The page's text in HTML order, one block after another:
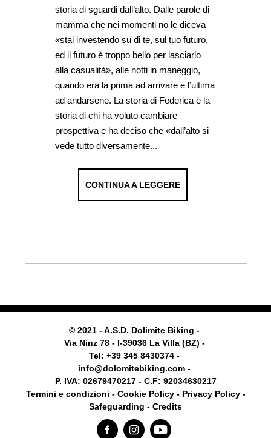
storia di sguardi dall’alto. Dalle parole di
mamma che nei momenti no le diceva
«stai investendo su di te, sul tuo futuro,
ed il futuro è troppo bello per lasciarlo
alla casualità», alle notti in maneggio,
quando era la prima ad arrivare e l’ultima
ad andarsene. La storia di Federica è la
storia di chi ha voluto cambiare
prospettiva e ha deciso che «dall’alto si
vede tutto diversamente...
CONTINUA A LEGGERE
© 2021 - A.S.D. Dolimite Biking -
Via Ninz 78 - I-39036 La Villa (BZ) -
Tel: +39 345 8430374 -
info@dolomitebiking.com -
P. IVA: 02679470217 - C.F: 92034630217
Termini e condizioni - Cookie Policy- Privacy Policy -
Safeguarding - Credits